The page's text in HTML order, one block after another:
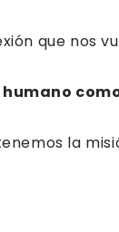
que nos
la